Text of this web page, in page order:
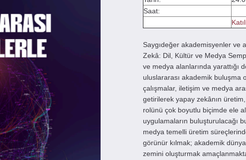
Saat:
Saygıdeğer akademisyenler ve
Zekâ: Dil, Kültür ve Medya
ve medya alanlarında yarattığı
uluslararası akademik buluşma
çalışmalar, iletişim ve medya
getirilerek yapay zekânın
rolünü çok boyutlu biçimde ele
uygulamaların buluşturulacağı
medya temelli üretim
görünür kılmak; akademik
zemini oluşturmak